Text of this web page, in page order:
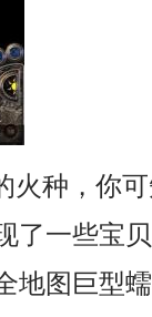
种，你
了一些宝
地图巨型